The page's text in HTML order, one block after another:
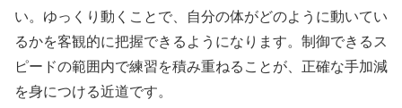
い。ゆっくり動くことで、自分の体がどのように動いてい
るかを客観的に把握できるようになります。制御できるス
ピードの範囲内で練習を積み重ねることが、正確な手加減
を身につける近道です。